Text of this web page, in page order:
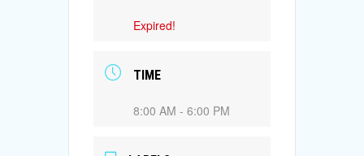
Expired!
TIME
8:00 AM - 6:00 PM